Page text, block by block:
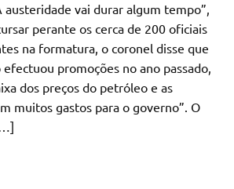
austeridade vai durar algum tempo”,
perante os cerca de 200 oficiais
na formatura, o coronel disse que
efectuou promoções no ano passado,
dos preços do petróleo e as
muitos gastos para o governo”. O